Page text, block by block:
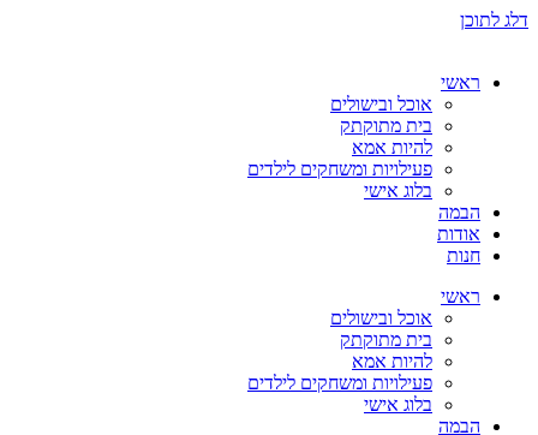
דלג לתוכן
ראשי
אוכל ובישולים
בית מתוקתק
להיות אמא
פעילויות ומשחקים לילדים
בלוג אישי
הבמה
אודות
חנות
ראשי
אוכל ובישולים
בית מתוקתק
להיות אמא
פעילויות ומשחקים לילדים
בלוג אישי
הבמה